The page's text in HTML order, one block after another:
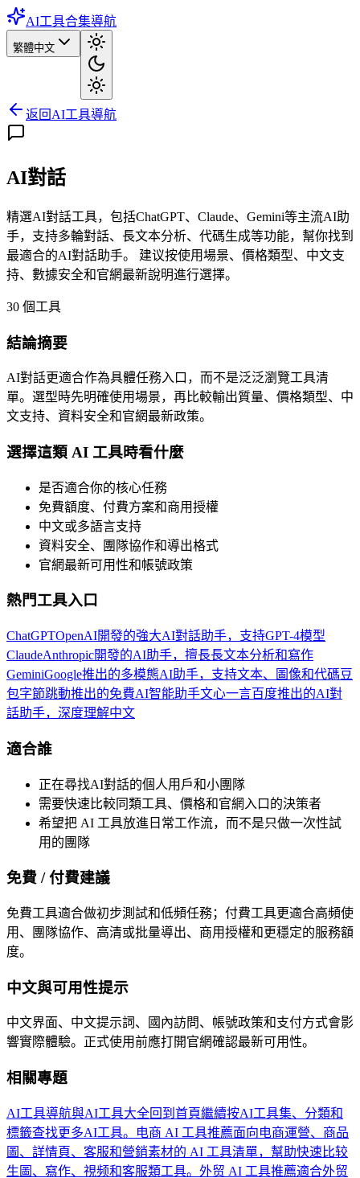
AI工具合集導航
繁體中文
返回AI工具導航
AI對話
精選AI對話工具，包括ChatGPT、Claude、Gemini等主流AI助
手，支持多輪對話、長文本分析、代碼生成等功能，幫你找到
最適合的AI對話助手。 建议按使用場景、價格類型、中文支
持、數據安全和官網最新說明進行選擇。
30 個工具
結論摘要
AI對話更適合作為具體任務入口，而不是泛泛瀏覽工具清
單。選型時先明確使用場景，再比較輸出質量、價格類型、中
文支持、資料安全和官網最新政策。
選擇這類 AI 工具時看什麼
是否適合你的核心任務
免費額度、付費方案和商用授權
中文或多語言支持
資料安全、團隊協作和導出格式
官網最新可用性和帳號政策
熱門工具入口
ChatGPTOpenAI開發的強大AI對話助手，支持GPT-4模型
ClaudeAnthropic開發的AI助手，擅長長文本分析和寫作
GeminiGoogle推出的多模態AI助手，支持文本、圖像和代碼豆
包字節跳動推出的免費AI智能助手文心一言百度推出的AI對
話助手，深度理解中文
適合誰
正在尋找AI對話的個人用戶和小團隊
需要快速比較同類工具、價格和官網入口的決策者
希望把 AI 工具放進日常工作流，而不是只做一次性試
用的團隊
免費 / 付費建議
免費工具適合做初步測試和低頻任務；付費工具更適合高頻使
用、團隊協作、高清或批量導出、商用授權和更穩定的服務額
度。
中文與可用性提示
中文界面、中文提示詞、國內訪問、帳號政策和支付方式會影
響實際體驗。正式使用前應打開官網確認最新可用性。
相關專題
AI工具導航與AI工具大全回到首頁繼續按AI工具集、分類和
標籤查找更多AI工具。
电商 AI 工具推薦面向电商運營、商品
圖、詳情頁、客服和營銷素材的 AI 工具清單，幫助快速比较
生圖、寫作、視频和客服類工具。 外贸 AI 工具推薦適合外贸